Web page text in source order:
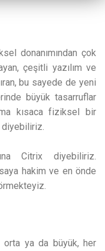
donanımından çok
çeşitli yazılım ve
bu sayede de yeni
büyük tasarruflar
kısaca fiziksel bir
diyebiliriz.
Citrix diyebiliriz.
hakim ve en önde
orta ya da büyük, her